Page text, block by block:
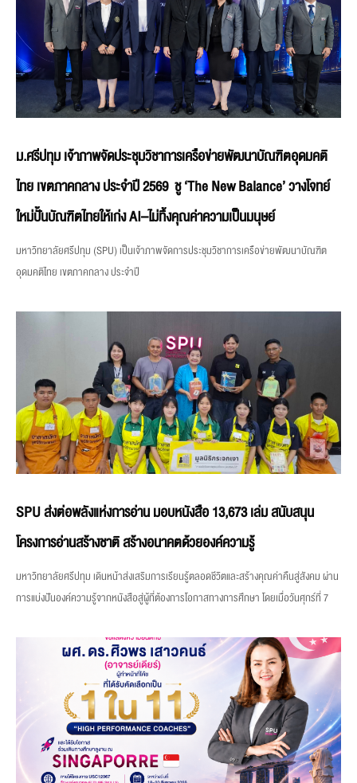
ม.ศรีปทุม เจ้าภาพจัดประชุมวิชาการเครือข่ายพัฒนาบัณฑิตอุดมคติ
ไทย เขตภาคกลาง ประจำปี 2569 ชู ‘The New Balance’ วางโจทย์
ใหม่ปั้นบัณฑิตไทยให้เก่ง AI–ไม่ทิ้งคุณค่าความเป็นมนุษย์
มหาวิทยาลัยศรีปทุม (SPU) เป็นเจ้าภาพจัดการประชุมวิชาการเครือข่ายพัฒนาบัณฑิต
อุดมคติไทย เขตภาคกลาง ประจำปี
SPU ส่งต่อพลังแห่งการอ่าน มอบหนังสือ 13,673 เล่ม สนับสนุน
โครงการอ่านสร้างชาติ สร้างอนาคตด้วยองค์ความรู้
มหาวิทยาลัยศรีปทุม เดินหน้าส่งเสริมการเรียนรู้ตลอดชีวิตและสร้างคุณค่าคืนสู่สังคม ผ่าน
การแบ่งปันองค์ความรู้จากหนังสือสู่ผู้ที่ต้องการโอกาสทางการศึกษา โดยเมื่อวันศุกร์ที่ 7